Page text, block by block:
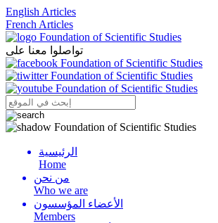
English Articles
French Articles
تواصلوا معنا على
Menu
الرئيسية
Home
من نحن
Who we are
الأعضاء المؤسسون
Members